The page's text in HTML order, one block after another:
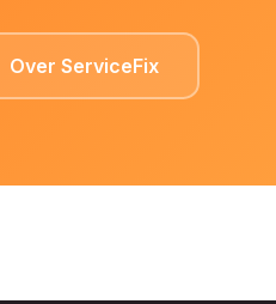
Over ServiceFix